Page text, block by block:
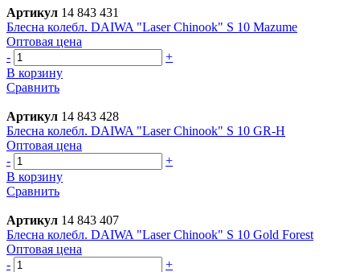
Артикул 14 843 431
Блесна колебл. DAIWA "Laser Chinook" S 10 Mazume
Оптовая цена
-
+
В корзину
Сравнить
Артикул 14 843 428
Блесна колебл. DAIWA "Laser Chinook" S 10 GR-H
Оптовая цена
-
+
В корзину
Сравнить
Артикул 14 843 407
Блесна колебл. DAIWA "Laser Chinook" S 10 Gold Forest
Оптовая цена
-
+